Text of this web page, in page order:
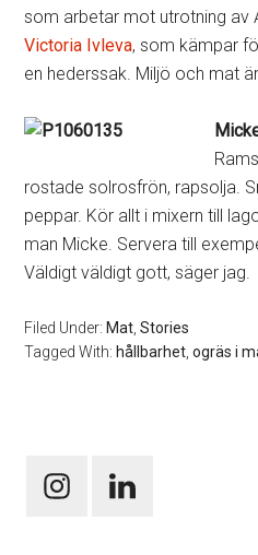
som arbetar mot utrotning av
Victoria Ivleva, som kämpar
en hederssak. Miljö och mat
rostade solrosfrön, rapsolja.
peppar. Kör allt i mixern till
man Micke. Servera till
Väldigt väldigt gott, säger jag.
Filed Under: Mat ,Stories
Tagged With: hållbarhet ,ogräs i